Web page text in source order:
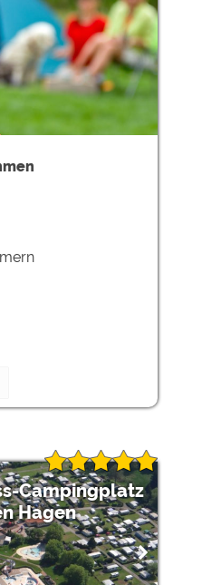
Campingplatz
Hagen